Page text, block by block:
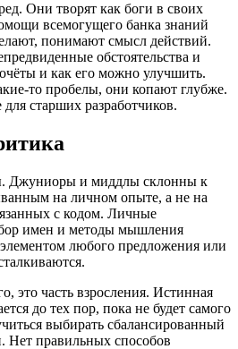
Они творят как боги в своих
всемогущего банка знаний
понимают смысл действий.
обстоятельства и
и как его можно улучшить.
то пробелы, они копают глубже.
старших разработчиков.
Джуниоры и миддлы склонны к
на личном опыте, а не на
с кодом. Личные
имен и методы мышления
любого предложения или
это часть взросления. Истинная
до тех пор, пока не будет самого
выбирать сбалансированный
Нет правильных способов